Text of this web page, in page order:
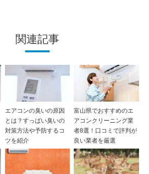
関連記事
エアコンの臭いの原因
とは？すっぱい臭いの
対策方法や予防するコ
ツを紹介
富山県でおすすめのエ
アコンクリーニング業
者8選！口コミで評判が
良い業者を厳選